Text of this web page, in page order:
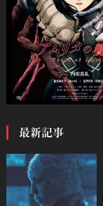
最新記事